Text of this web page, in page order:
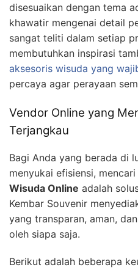
disesuaikan dengan tema
khawatir mengenai detail
sangat teliti dalam setiap
membutuhkan inspirasi
aksesoris wisuda yang
percaya agar perayaan
Vendor Online yang
Terjangkau
Bagi Anda yang berada di
menyukai efisiensi, mencari
Wisuda Online adalah
Kembar Souvenir
yang transparan, aman,
oleh siapa saja.
Berikut adalah beberapa